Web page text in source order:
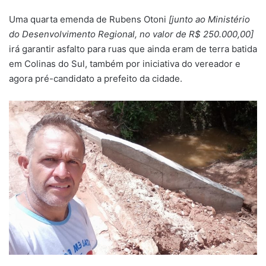
Uma quarta emenda de Rubens Otoni [junto ao Ministério
do Desenvolvimento Regional, no valor de R$ 250.000,00]
irá garantir asfalto para ruas que ainda eram de terra batida
em Colinas do Sul, também por iniciativa do vereador e
agora pré-candidato a prefeito da cidade.